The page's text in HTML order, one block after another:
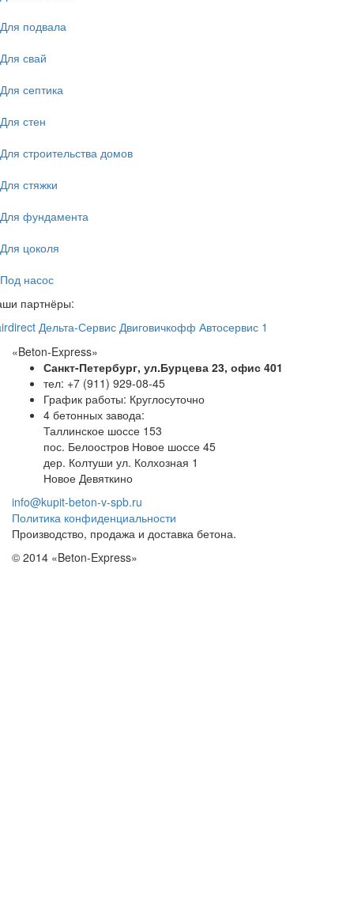
Для подвала
Для свай
Для септика
Для стен
Для строительства домов
Для стяжки
Для фундамента
Для цоколя
Под насос
партнёры:
Дельта-Сервис Двиговичкофф Автосервис 1
«Beton-Express»
Санкт-Петербург, ул.Бурцева 23, офис 401
тел: +7 (911) 929-08-45
График работы: Круглосуточно
4 бетонных завода:
Таллинское шоссе 153
пос. Белоостров Новое шоссе 45
дер. Колтуши ул. Колхозная 1
Новое Девяткино
info@kupit-beton-v-spb.ru
Политика конфиденциальности
Производство, продажа и доставка бетона.
© 2014 «Beton-Express»